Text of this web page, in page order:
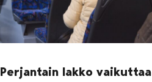
Perjantain lakko vaikuttaa